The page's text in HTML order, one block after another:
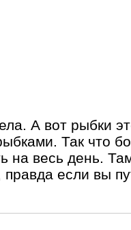
А вот рыбки
Так что
на весь день.
если вы